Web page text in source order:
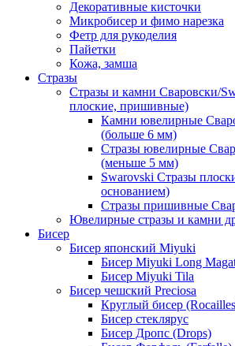
Декоративные кисточки
Микробисер и фимо нарезка
Фетр для рукоделия
Пайетки
Кожа, замша
Стразы
Стразы и камни Сваровски/
плоские, пришивные)
Камни ювелирные
(больше 6 мм)
Стразы ювелирные
(меньше 5 мм)
Swarovski Стразы
основанием)
Стразы пришивные
Ювелирные стразы и камни
Бисер
Бисер японский Miyuki
Бисер Miyuki Long
Бисер Miyuki Tila
Бисер чешский Preciosa
Круглый бисер
Бисер стеклярус
Бисер Дропс (Drops)